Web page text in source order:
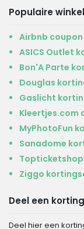
Populaire
Airbnb coupon
ASICS Outlet
Bon'A Parte
Douglas
Gaslicht
Kleertjes.com
MyPhotoFun
Sanadome
Ziggo
Deel een
Deel hier een